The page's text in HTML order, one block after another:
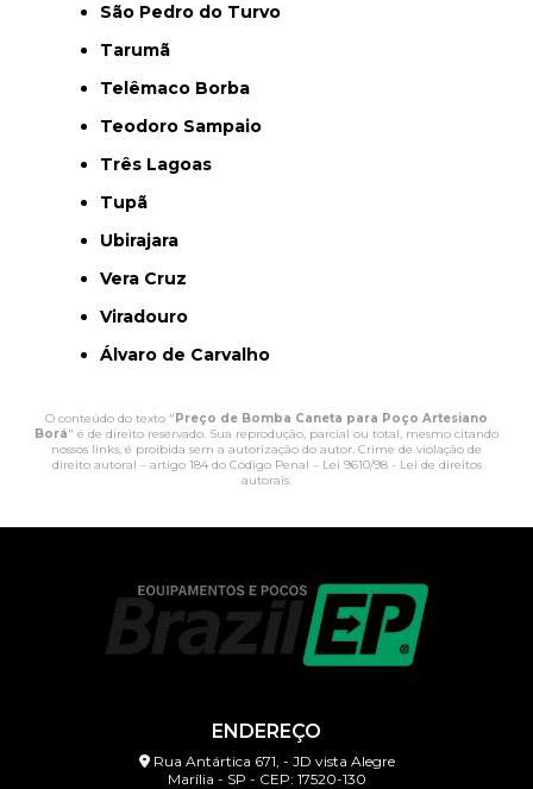
São Pedro do Turvo
Tarumã
Telêmaco Borba
Teodoro Sampaio
Três Lagoas
Tupã
Ubirajara
Vera Cruz
Viradouro
Álvaro de Carvalho
O conteúdo do texto " Preço de Bomba Caneta para Poço Artesiano
Borá" é de direito reservado. Sua reprodução, parcial ou total, mesmo citando
nossos links, é proibida sem a autorização do autor. Crime de violação de
direito autoral – artigo 184 do Código Penal – Lei 9610/98 - Lei de direitos
autorais.
ENDEREÇO
Rua Antártica 671, - JD vista Alegre
Marília - SP - CEP: 17520-130